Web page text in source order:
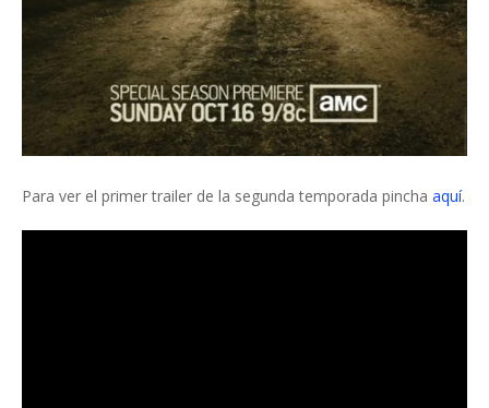
Para ver el primer trailer de la segunda temporada pincha aquí.